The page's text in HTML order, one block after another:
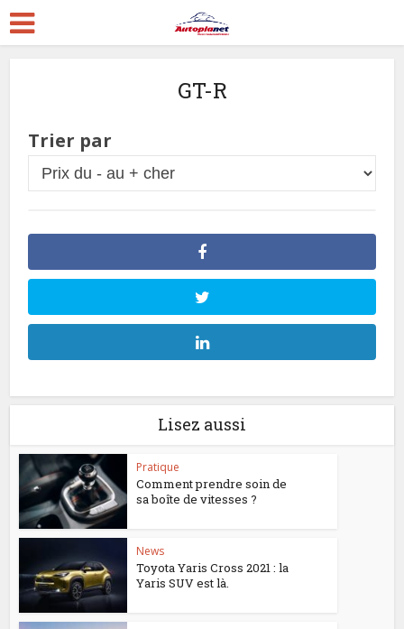
GT-R
Trier par
Lisez aussi
Pratique
Comment prendre soin de
sa boîte de vitesses ?
News
Toyota Yaris Cross 2021 : la
Yaris SUV est là.